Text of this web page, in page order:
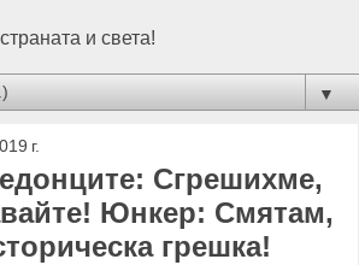
и света!
▼
г.
Сгрешихме,
Юнкер: Смятам,
грешка!